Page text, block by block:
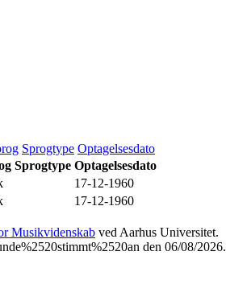
Sprogtype Optagelsesdato
Sprogtype Optagelsesdato
17-12-1960
17-12-1960
Musikvidenskab ved Aarhus Universitet.
den 06/08/2026.